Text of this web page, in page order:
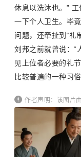
休息以洗沐也。”
一下个人卫生。毕
问题，还牵扯到“礼
刘邦之前就曾说：“
见上位者必要的礼
比较普遍的一种习俗
作者声明：该图片